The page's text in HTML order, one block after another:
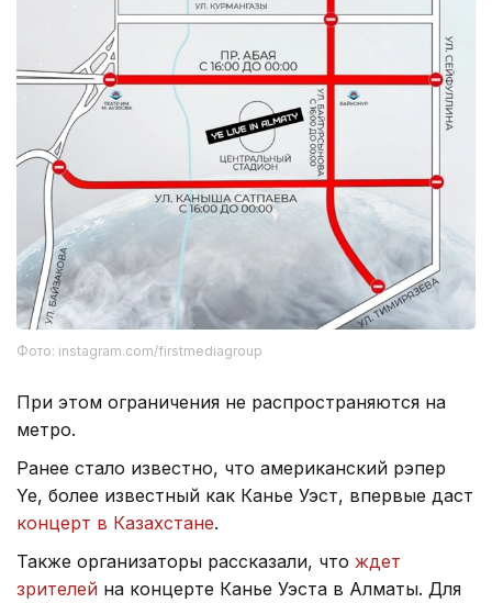
Фото: instagram.com/firstmediagroup
При этом ограничения не распространяются на
метро.
Ранее стало известно, что американский рэпер
Ye, более известный как Канье Уэст, впервые даст
концерт в Казахстане.
Также организаторы рассказали, что ждет
зрителей на концерте Канье Уэста в Алматы. Для